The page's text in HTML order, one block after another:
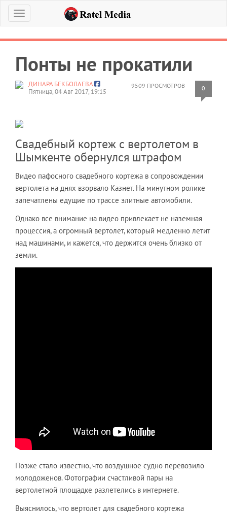
Меню
Понты не прокатили
9509 ПРОСМОТРОВ 0
ДИНАРА БЕКБОЛАЕВА
Пятница, 04 Авг 2017, 19:15
Свадебный кортеж с вертолетом в
Шымкенте обернулся штрафом
Видео пафосного свадебного кортежа в сопровождении
вертолета на днях взорвало Казнет. На минутном ролике
запечатлены едущие по трассе элитные автомобили.
Однако все внимание на видео привлекает не наземная
процессия, а огромный вертолет, который медленно летит
над машинами, и кажется, что держится очень близко от
земли.
Позже стало известно, что воздушное судно перевозило
молодоженов. Фотографии счастливой пары на
вертолетной площадке разлетелись в интернете.
Выяснилось, что вертолет для свадебного кортежа